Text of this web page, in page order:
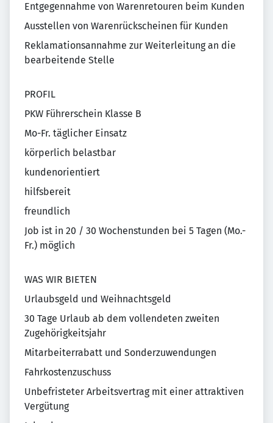
Entgegennahme von Warenretouren beim Kunden
Ausstellen von Warenrückscheinen für Kunden
Reklamationsannahme zur Weiterleitung an die
bearbeitende Stelle
PROFIL
PKW Führerschein Klasse B
Mo-Fr. täglicher Einsatz
körperlich belastbar
kundenorientiert
hilfsbereit
freundlich
Job ist in 20 / 30 Wochenstunden bei 5 Tagen (Mo.-
Fr.) möglich
WAS WIR BIETEN
Urlaubsgeld und Weihnachtsgeld
30 Tage Urlaub ab dem vollendeten zweiten
Zugehörigkeitsjahr
Mitarbeiterrabatt und Sonderzuwendungen
Fahrkostenzuschuss
Unbefristeter Arbeitsvertrag mit einer attraktiven
Vergütung